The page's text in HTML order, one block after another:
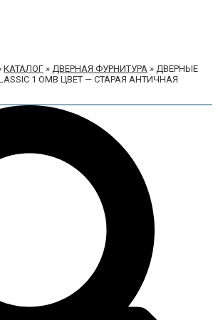
КАТАЛОГ » ДВЕРНАЯ ФУРНИТУРА » ДВЕРНЫЕ
1 OMB ЦВЕТ — СТАРАЯ АНТИЧНАЯ